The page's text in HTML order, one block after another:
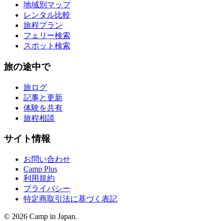
地域別マップ
レンタル比較
旅程プラン
フェリー検索
スポット検索
旅の途中で
旅ログ
記事と更新
体験を共有
旅程相談
サイト情報
お問い合わせ
Camp Plus
利用規約
プライバシー
特定商取引法に基づく表記
© 2026 Camp in Japan.